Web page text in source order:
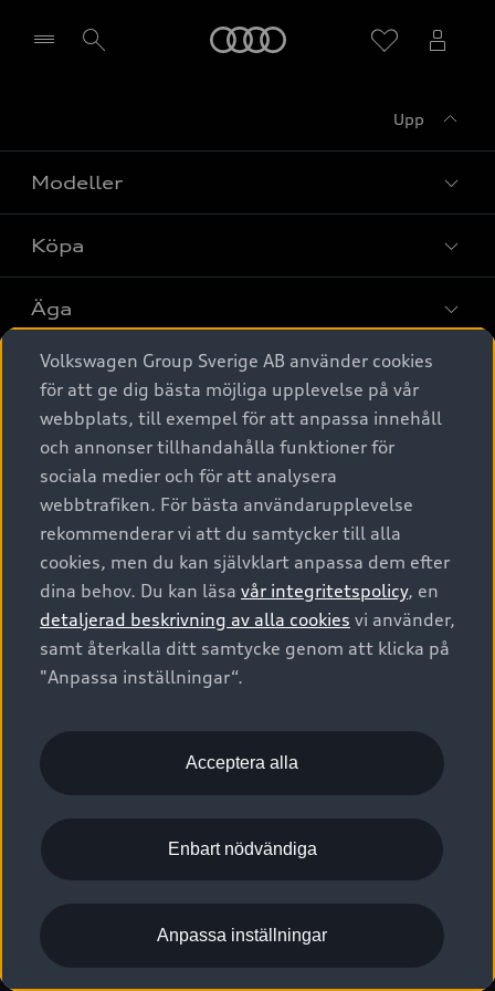
Upp
Modeller
Alla modeller
Elbilar
A6 modellerna
SUV
Avant
Audi Sport
Köpa
Privaterbjudanden
Privatleasing
Nya bilar i lager
Begagnade bilar i lager
Audi approved :plus - så gott som nya
Finansiering
Audi exclusive
Provkörning
Äga
Service & tillbehör
Audi digital services
Originaltillbehör - köp online
Garantier
Försäkring
Digitala manualer för din Audi
Audi Collection – livsstilsartiklar
Vanliga frågor
2G/3G nätet stängs ned - Hur påverkas min bil av detta?
Tjänstebil
Tjänstebil
Business lease online
Företagsleasing
Om Audi Sverige
Kontakta oss
Audi Återförsäljare/-serviceverkstad
myAudi
Pressmeddelanden
Nyhetsbrev
Vårt hållbarhetsarbete
Lediga tjänster huvudkontor
Lediga tjänster hos Audi Återförsäljare
Kommentar till mediauppgifter om dataläcka
© 2026 AUDI SVERIGE. All Rights Reserved.
Utgivare Juridiskt
Juridiskt Audi AG
Juridiskt Audi Digital Giveaway
Anpassa inställningar för cookies
Visselblåsarkanaler
Volkswagen Group Sverige AB använder cookies
för att ge dig bästa möjliga upplevelse på vår
webbplats, till exempel för att anpassa innehåll
och annonser tillhandahålla funktioner för
sociala medier och för att analysera
webbtrafiken. För bästa användarupplevelse
rekommenderar vi att du samtycker till alla
cookies, men du kan självklart anpassa dem efter
dina behov. Du kan läsa vår integritetspolicy, en
detaljerad beskrivning av alla cookies vi använder,
samt återkalla ditt samtycke genom att klicka på
"Anpassa inställningar“.
Acceptera alla
Enbart nödvändiga
Anpassa inställningar